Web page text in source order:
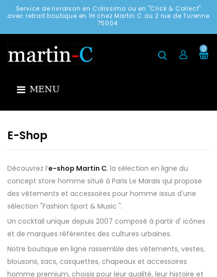
Service de livraison en Colissimo ou en "Click & Collect"
avec retrait boutique en 1H chez Martin C au 2 rue de Turenne
75004
0
MENU
E-Shop
Découvrez l’e-shop Martin C, la sélection en ligne du
concept store homme situé à Paris Le Marais qui propose
des vêtements et accessoires pour homme issus d'une
sélection "Fashion Sport & Music ".
Un cocktail unique depuis 2007 composé à partir d' icônes
et de marques référentes des cultures urbaines.
Notre boutique en ligne rassemble des vêtements, vestes,
blousons, sacs, casquettes, chapeaux et accessoires
homme premium, choisis pour leur qualité, leur histoire et